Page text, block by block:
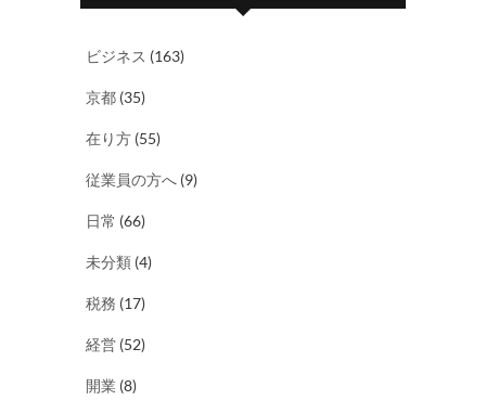
ビジネス (163)
京都 (35)
在り方 (55)
従業員の方へ (9)
日常 (66)
未分類 (4)
税務 (17)
経営 (52)
開業 (8)